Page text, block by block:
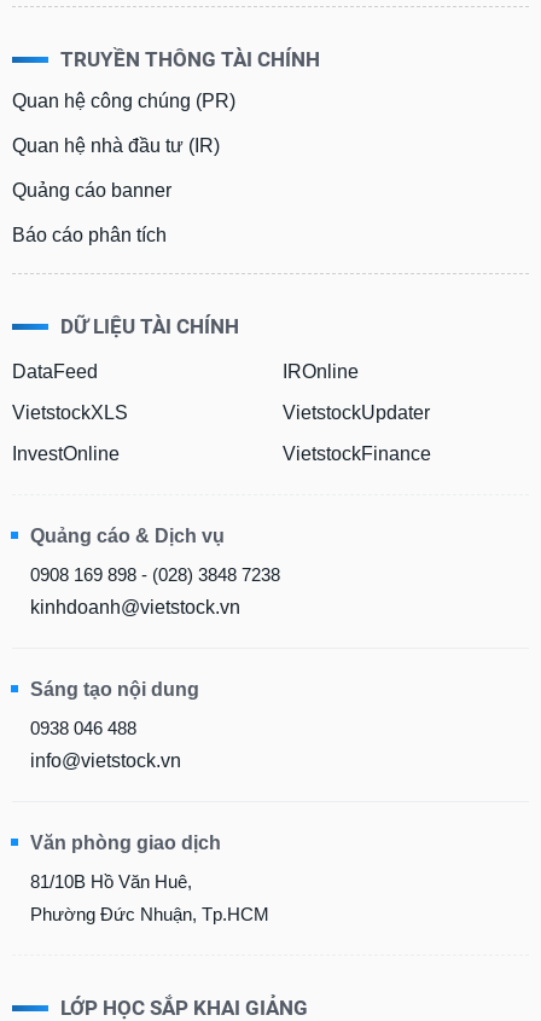
TRUYỀN THÔNG TÀI CHÍNH
Quan hệ công chúng (PR)
Quan hệ nhà đầu tư (IR)
Quảng cáo banner
Báo cáo phân tích
DỮ LIỆU TÀI CHÍNH
DataFeed
VietstockXLS
InvestOnline
IROnline
VietstockUpdater
VietstockFinance
Quảng cáo & Dịch vụ
0908 169 898 - (028) 3848 7238
kinhdoanh@vietstock.vn
Sáng tạo nội dung
0938 046 488
info@vietstock.vn
Văn phòng giao dịch
81/10B Hồ Văn Huê,
Phường Đức Nhuận, Tp.HCM
LỚP HỌC SẮP KHAI GIẢNG